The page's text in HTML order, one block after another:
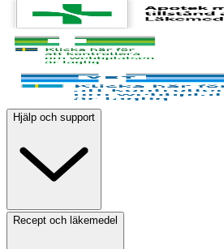
Hjälp och support
Recept och läkemedel